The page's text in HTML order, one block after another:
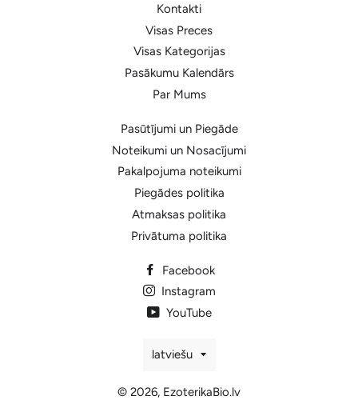
Kontakti
Visas Preces
Visas Kategorijas
Pasākumu Kalendārs
Par Mums
Pasūtījumi un Piegāde
Noteikumi un Nosacījumi
Pakalpojuma noteikumi
Piegādes politika
Atmaksas politika
Privātuma politika
Facebook
Instagram
YouTube
Valoda
latviešu
© 2026, EzoterikaBio.lv